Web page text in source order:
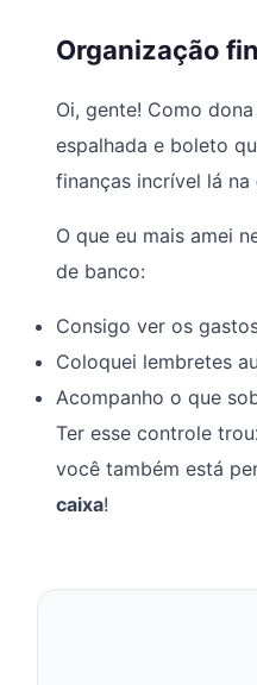
Organização
Oi, gente! Como
espalhada e boleto
finanças incrível lá na
O que eu mais amei
de banco:
Consigo ver os
Coloquei lembretes
Acompanho o que
Ter esse controle
você também está
caixa!